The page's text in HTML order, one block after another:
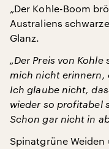
„Der Kohle-Boom
Australiens
Glanz.
„Der Preis von
mich nicht erinnern,
Ich glaube nicht,
wieder so profitabel
Schon gar nicht in
Spinatgrüne